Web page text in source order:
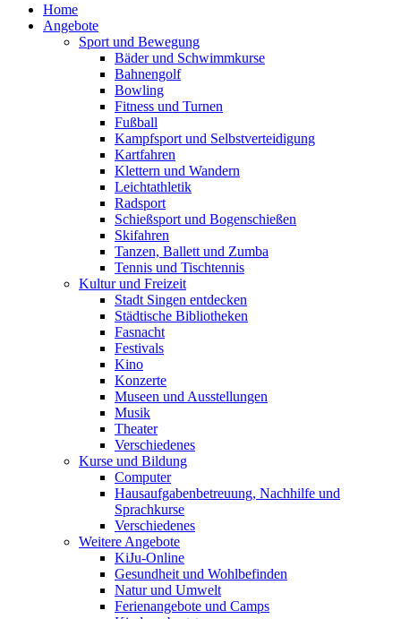
Home
Angebote
Sport und Bewegung
Bäder und Schwimmkurse
Bahnengolf
Bowling
Fitness und Turnen
Fußball
Kampfsport und Selbstverteidigung
Kartfahren
Klettern und Wandern
Leichtathletik
Radsport
Schießsport und Bogenschießen
Skifahren
Tanzen, Ballett und Zumba
Tennis und Tischtennis
Kultur und Freizeit
Stadt Singen entdecken
Städtische Bibliotheken
Fasnacht
Festivals
Kino
Konzerte
Museen und Ausstellungen
Musik
Theater
Verschiedenes
Kurse und Bildung
Computer
Hausaufgabenbetreuung, Nachhilfe und
Sprachkurse
Verschiedenes
Weitere Angebote
KiJu-Online
Gesundheit und Wohlbefinden
Natur und Umwelt
Ferienangebote und Camps